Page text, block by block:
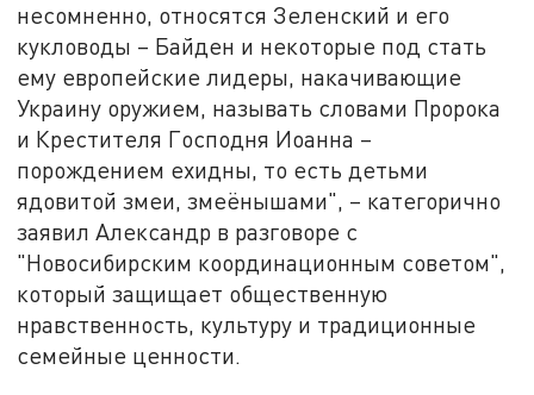
несомненно, относятся Зеленский и его
кукловоды – Байден и некоторые под стать
ему европейские лидеры, накачивающие
Украину оружием, называть словами Пророка
и Крестителя Господня Иоанна –
порождением ехидны, то есть детьми
ядовитой змеи, змеёнышами", – категорично
заявил Александр в разговоре с
"Новосибирским координационным советом",
который защищает общественную
нравственность, культуру и традиционные
семейные ценности.